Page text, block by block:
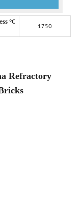
°C
1750
Refractory